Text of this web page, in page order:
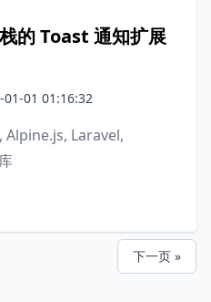
的 Toast 通知扩展
01-01 01:16:32
Alpine.js, Laravel,
下一页 »